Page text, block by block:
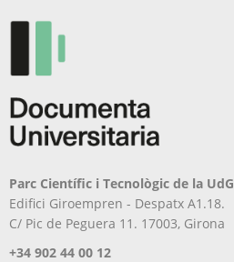
Parc Científic i Tecnològic de la UdG
Edifici Giroempren - Despatx A1.18.
C/ Pic de Peguera 11. 17003, Girona
+34 902 44 00 12